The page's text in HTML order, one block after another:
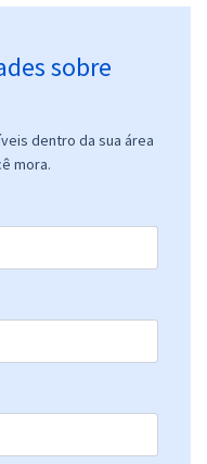
sobre
dentro da sua área
mora.